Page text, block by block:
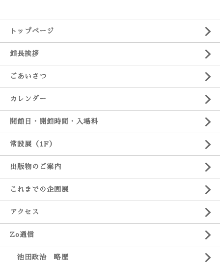
トップページ
館長挨拶
ごあいさつ
カレンダー
開館日・開館時間・入場料
常設展（1F）
出版物のご案内
これまでの企画展
アクセス
Zo通信
池田政治 略歴